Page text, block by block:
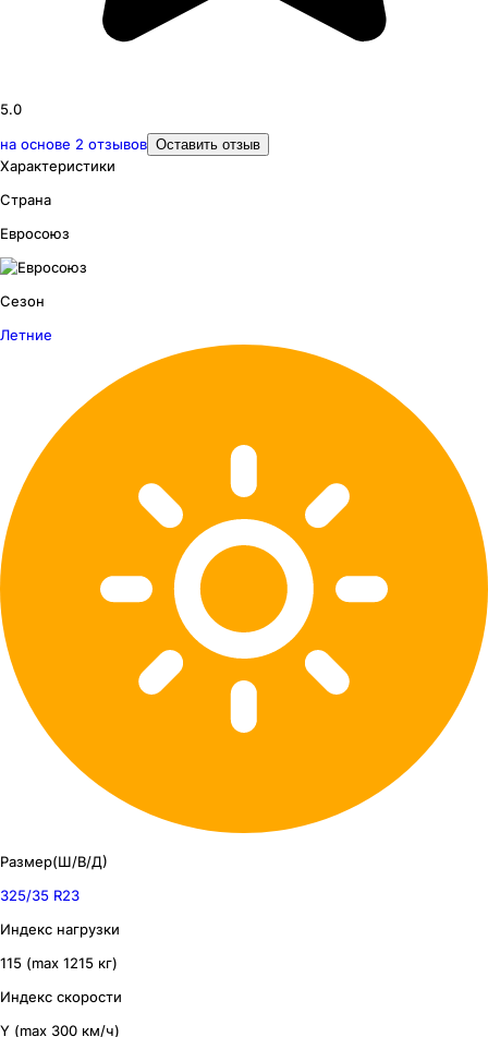
5.0
на основе 2 отзывов Оставить отзыв
Характеристики
Страна
Евросоюз
Сезон
Летние
Размер(Ш/В/Д)
325/35 R23
Индекс нагрузки
115 (max 1215 кг)
Индекс скорости
Y (max 300 км/ч)